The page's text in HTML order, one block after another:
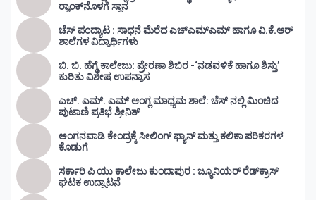
ರ‍್ಯಾಂಕ್‌ನೊಳಗೆ ಸ್ಥಾನ
ಚೆಸ್ ಪಂದ್ಯಾಟ : ಸಾಧನೆ ಮೆರೆದ ಎಚ್ಎಮ್ಎಮ್ ಹಾಗೂ ವಿ.ಕೆ.ಆರ್
ಶಾಲೆಗಳ ವಿದ್ಯಾರ್ಥಿಗಳು
ಬಿ. ಬಿ. ಹೆಗ್ಡೆ ಕಾಲೇಜು: ಪ್ರೇರಣಾ ಶಿಬಿರ -‘ನಡವಳಿಕೆ ಹಾಗೂ ಶಿಸ್ತು’
ಕುರಿತು ವಿಶೇಷ ಉಪನ್ಯಾಸ
ಎಚ್. ಎಮ್. ಎಮ್ ಆಂಗ್ಲ ಮಾಧ್ಯಮ ಶಾಲೆ: ಚೆಸ್ ನಲ್ಲಿ ಮಿಂಚಿದ
ಪುಟಾಣಿ ಪ್ರತಿಭೆ ಶ್ರೀನಿತ್
ಅಂಗನವಾಡಿ ಕೇಂದ್ರಕ್ಕೆ ಸೀಲಿಂಗ್ ಫ್ಯಾನ್ ಮತ್ತು ಕಲಿಕಾ ಪರಿಕರಗಳ
ಕೊಡುಗೆ
ಸರ್ಕಾರಿ ಪಿ ಯು ಕಾಲೇಜು ಕುಂದಾಪುರ : ಜ್ಯೂನಿಯರ್‌ ರೆಡ್‌ಕ್ರಾಸ್‌
ಘಟಕ ಉದ್ಘಾಟನೆ